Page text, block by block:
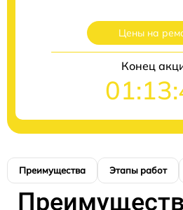
Цены на
Конец
Преимущества Этапы работ